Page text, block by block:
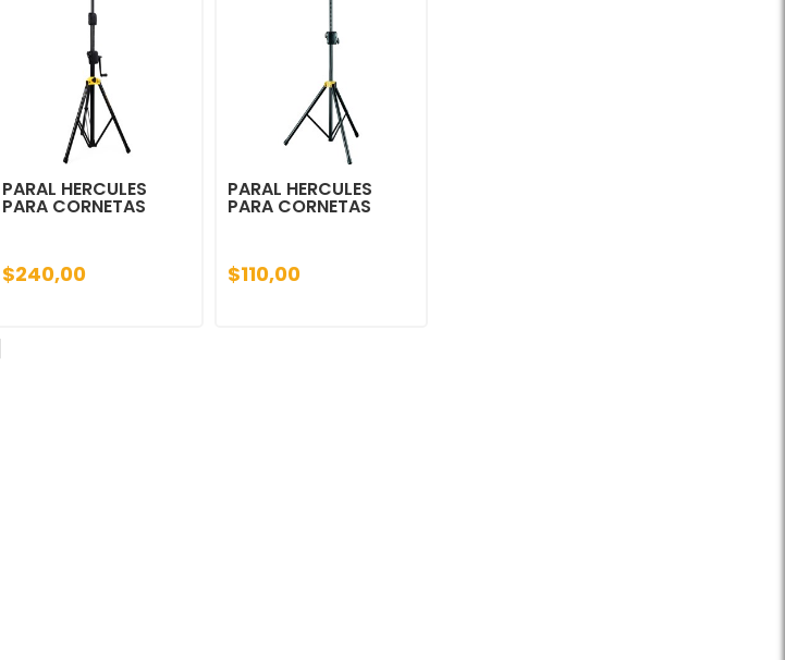
PARAL HERCULES
PARA CORNETAS
$240,00
PARAL HERCULES
PARA CORNETAS
$110,00